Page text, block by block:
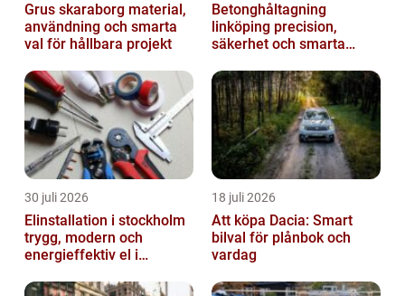
Grus skaraborg material,
användning och smarta
val för hållbara projekt
Betonghåltagning
linköping precision,
säkerhet och smarta
30 juli 2026
Elinstallation i stockholm
trygg, modern och
energieffektiv el i
18 juli 2026
Att köpa Dacia: Smart
bilval för plånbok och
vardag